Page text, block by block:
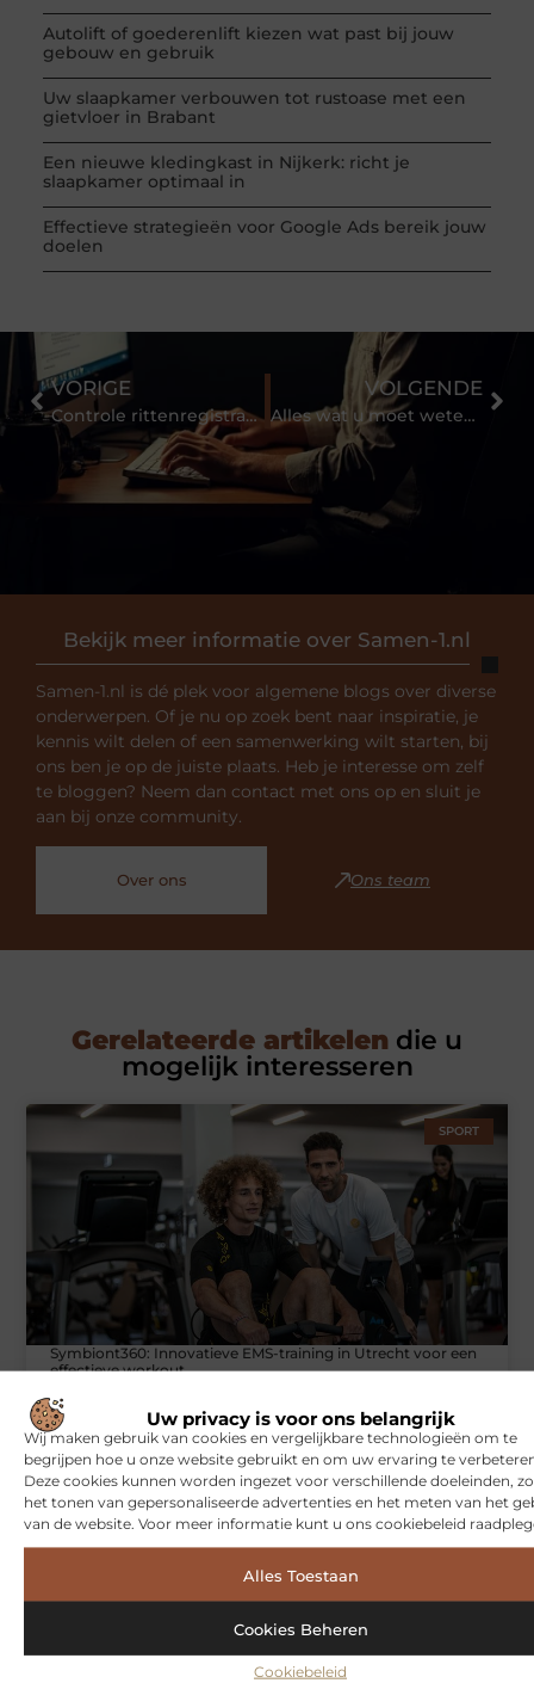
Uw privacy is voor ons belangrijk
Wij maken gebruik van cookies en vergelijkbare technologieën om te
begrijpen hoe u onze website gebruikt en om uw ervaring te
Deze cookies kunnen worden ingezet voor verschillende doeleinden,
het tonen van gepersonaliseerde advertenties en het meten van het
van de website. Voor meer informatie kunt u ons cookiebeleid
Alles Toestaan
Cookies Beheren
Cookiebeleid
Autolift of goederenlift kiezen wat past bij jouw
gebouw en gebruik
Uw slaapkamer verbouwen tot rustoase met een
gietvloer in Brabant
Een nieuwe kledingkast in Nijkerk: richt je
slaapkamer optimaal in
Effectieve strategieën voor Google Ads bereik jouw
doelen
Bekijk meer informatie over Samen-1.nl
Samen-1.nl is dé plek voor algemene blogs over diverse
onderwerpen. Of je nu op zoek bent naar inspiratie, je
kennis wilt delen of een samenwerking wilt starten, bij
ons ben je op de juiste plaats. Heb je interesse om zelf
te bloggen? Neem dan contact met ons op en sluit je
aan bij onze community.
Over ons Ons team
VORIGE
Controle rittenregistratie? Zo komt u er eenvoudig doorheen
VOLGENDE
Alles wat u moet weten over het merk Nordic Aluminium
Gerelateerde artikelen die u
mogelijk interesseren
SPORT
Symbiont360: Innovatieve EMS-training in Utrecht voor een
effectieve workout
WONINGEN
Hoe je jouw woning in Amsterdam beter beschermt tegen